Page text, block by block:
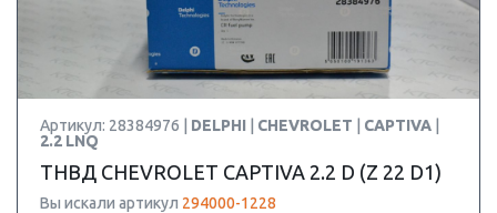
Артикул: 28384976 | DELPHI CHEVROLET CAPTIVA
2.2 LNQ
ТНВД CHEVROLET CAPTIVA 2.2 D (Z 22 D1)
Вы искали артикул 294000-1228